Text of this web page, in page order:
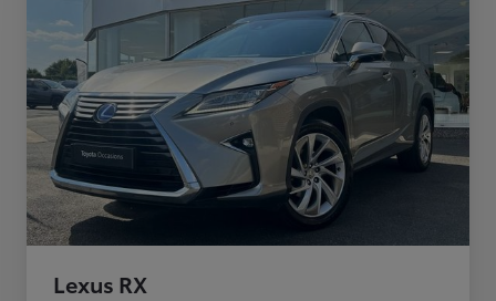
Lexus RX